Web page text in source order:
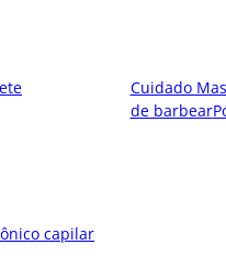
Cuidado
de barbear
capilar